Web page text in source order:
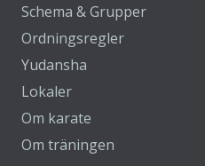
Schema & Grupper
Ordningsregler
Yudansha
Lokaler
Om karate
Om träningen